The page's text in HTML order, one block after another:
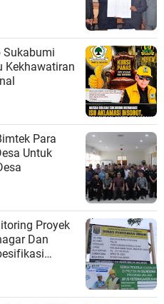
Sukabumi
Kekhawatiran
Para
Untuk
Proyek
Dan